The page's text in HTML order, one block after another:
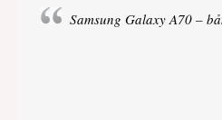
Samsung Galaxy A70 –